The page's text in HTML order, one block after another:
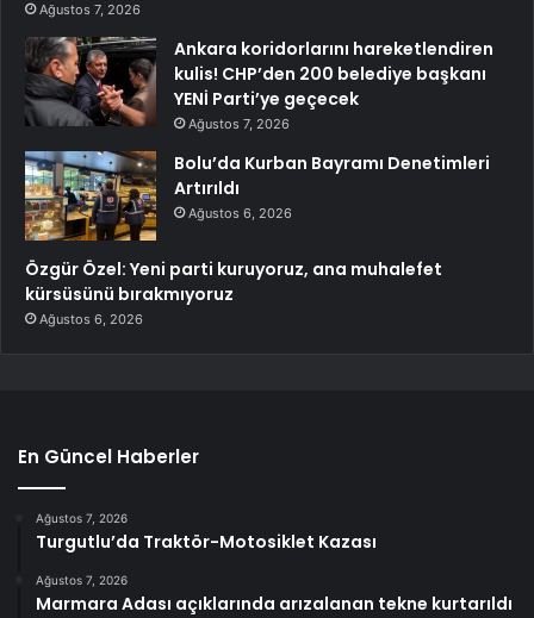
Ağustos 7, 2026
Ankara koridorlarını hareketlendiren
kulis! CHP’den 200 belediye başkanı
YENİ Parti’ye geçecek
Ağustos 7, 2026
Bolu’da Kurban Bayramı Denetimleri
Artırıldı
Ağustos 6, 2026
Özgür Özel: Yeni parti kuruyoruz, ana muhalefet
kürsüsünü bırakmıyoruz
Ağustos 6, 2026
En Güncel Haberler
Ağustos 7, 2026
Turgutlu’da Traktör-Motosiklet Kazası
Ağustos 7, 2026
Marmara Adası açıklarında arızalanan tekne kurtarıldı